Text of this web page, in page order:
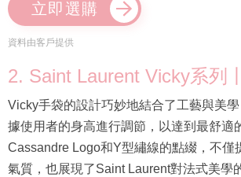
立即選購
資料由客戶提供
2. Saint Laurent Vicky系列
Vicky手袋的設計巧妙地結合了工藝與美
據使用者的身高進行調節，以達到最舒適
Cassandre Logo和Y型繡線的點綴，不僅
氣質，也展現了Saint Laurent對法式美學